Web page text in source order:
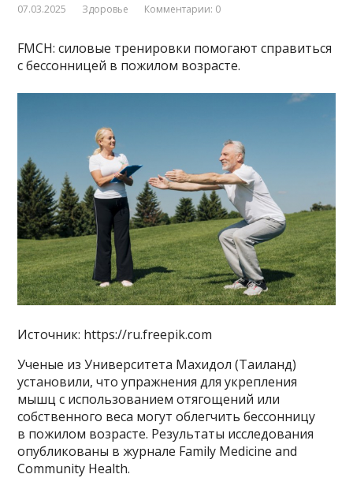
07.03.2025 Здоровье Комментарии: 0
FMCH: силовые тренировки помогают справиться
с бессонницей в пожилом возрасте.
Источник: https://ru.freepik.com
Ученые из Университета Махидол (Таиланд)
установили, что упражнения для укрепления
мышц с использованием отягощений или
собственного веса могут облегчить бессонницу
в пожилом возрасте. Результаты исследования
опубликованы в журнале Family Medicine and
Community Health.